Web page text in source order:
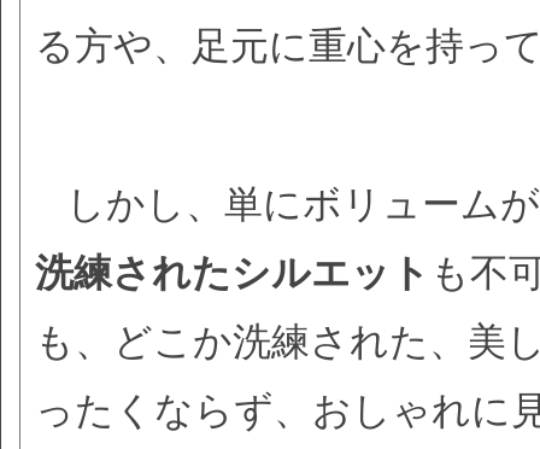
る方や、足元に重心を持っ
しかし、単にボリューム
洗練されたシルエット も不
も、どこか洗練された、美
ったくならず、おしゃれに